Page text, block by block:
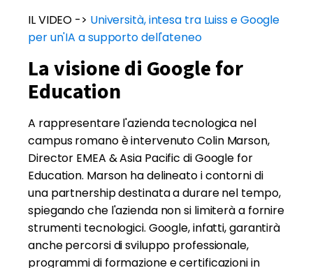
IL VIDEO -> Università, intesa tra Luiss e Google
per un'IA a supporto dell'ateneo
La visione di Google for
Education
A rappresentare l'azienda tecnologica nel
campus romano è intervenuto Colin Marson,
Director EMEA & Asia Pacific di Google for
Education. Marson ha delineato i contorni di
una partnership destinata a durare nel tempo,
spiegando che l'azienda non si limiterà a fornire
strumenti tecnologici. Google, infatti, garantirà
anche percorsi di sviluppo professionale,
programmi di formazione e certificazioni in